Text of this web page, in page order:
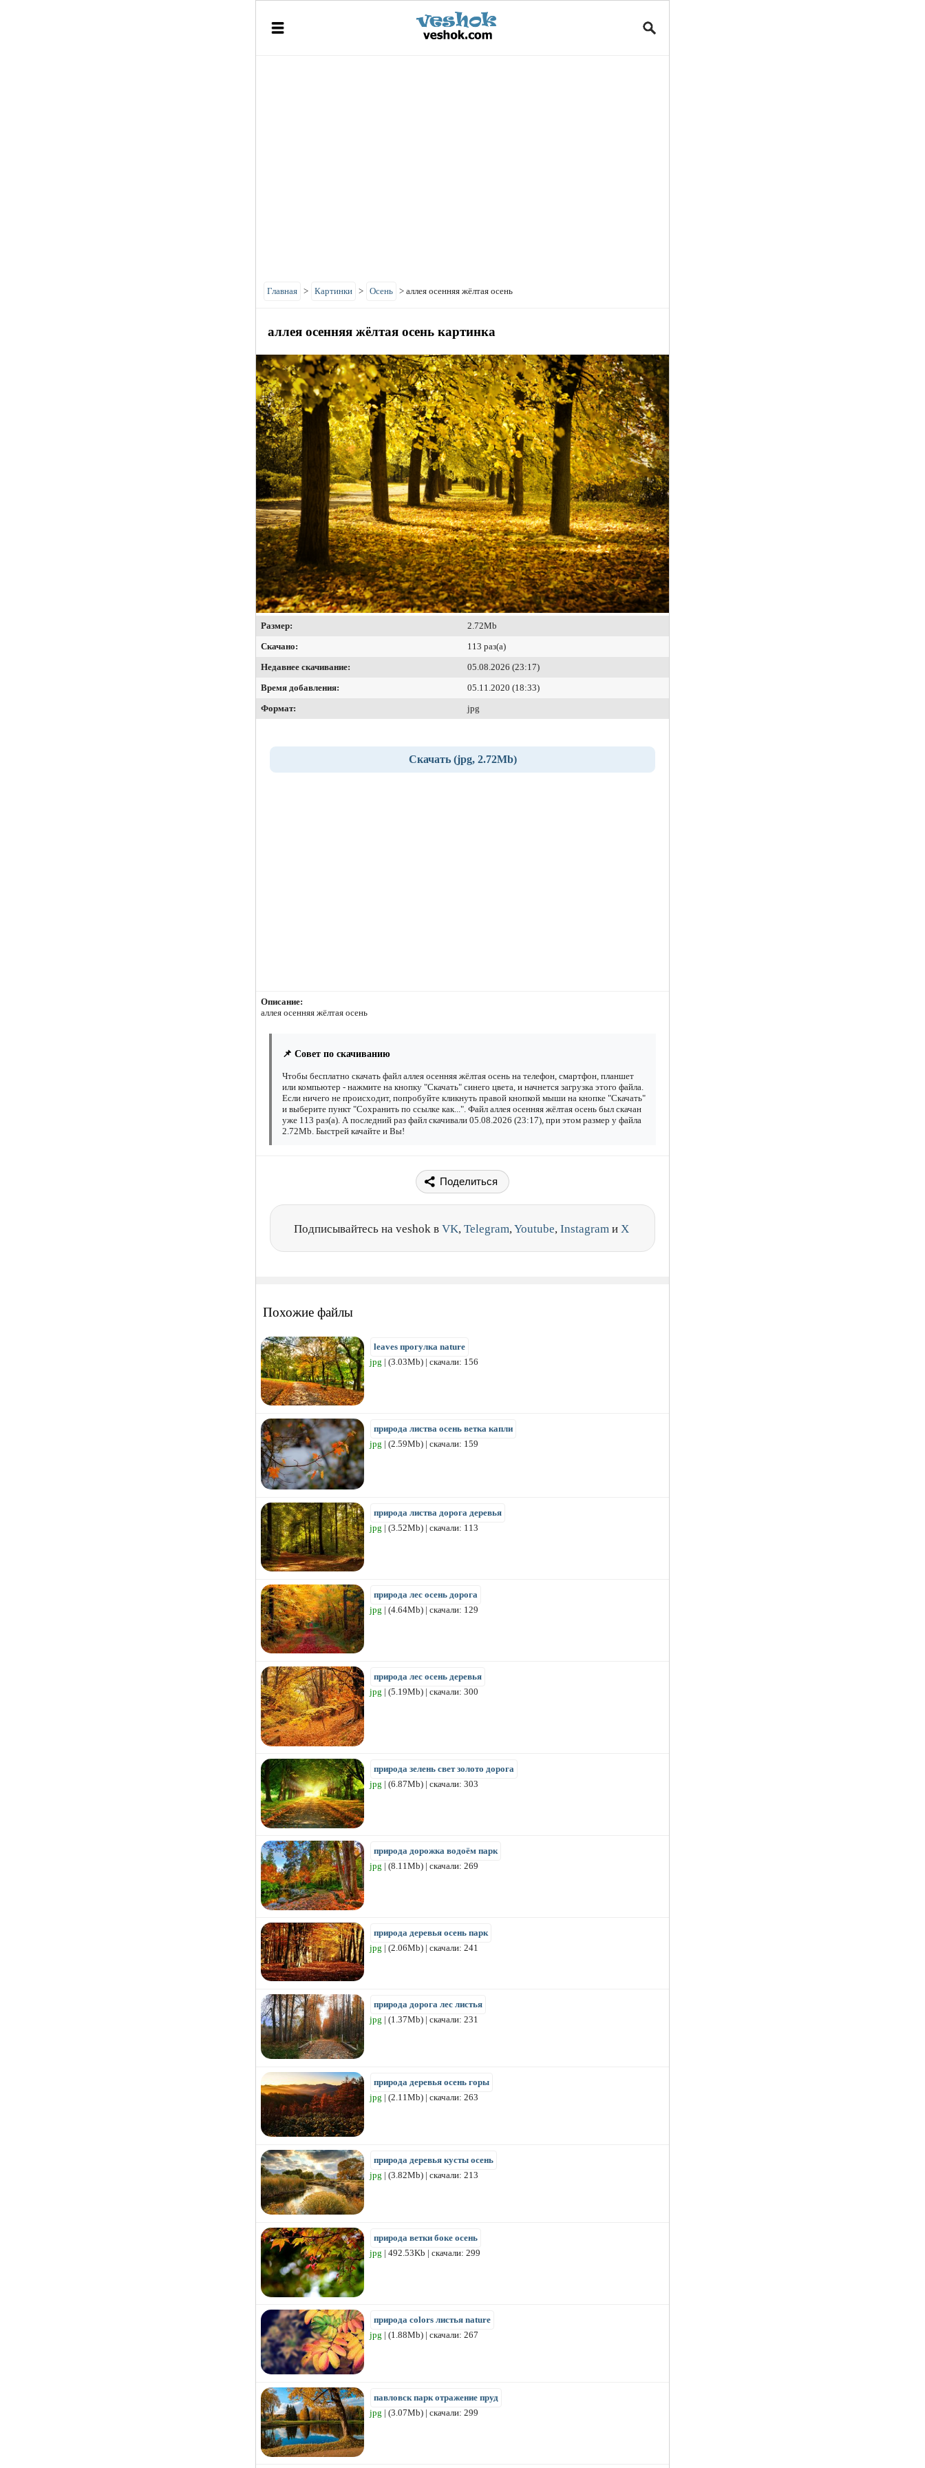
Главная > Картинки > Осень > аллея осенняя жёлтая осень
аллея осенняя жёлтая осень картинка
Размер:
2.72Mb
Скачано:
113 раз(а)
Недавнее скачивание:
05.08.2026 (23:17)
Время добавления:
05.11.2020 (18:33)
Формат:
jpg
Скачать (jpg, 2.72Mb)
Описание:
аллея осенняя жёлтая осень
📌 Совет по скачиванию
Чтобы бесплатно скачать файл аллея осенняя жёлтая осень на телефон, смартфон, планшет
или компьютер - нажмите на кнопку "Скачать" синего цвета, и начнется загрузка этого файла.
Если ничего не происходит, попробуйте кликнуть правой кнопкой мыши на кнопке "Скачать"
и выберите пункт "Сохранить по ссылке как...". Файл аллея осенняя жёлтая осень был скачан
уже 113 раз(а). А последний раз файл скачивали 05.08.2026 (23:17), при этом размер у файла
2.72Mb. Быстрей качайте и Вы!
Поделиться
Подписывайтесь на veshok в VK, Telegram,Youtube, Instagram и X
Похожие файлы
leaves прогулка nature
jpg | (3.03Mb) | скачали: 156
природа листва осень ветка капли
jpg | (2.59Mb) | скачали: 159
природа листва дорога деревья
jpg | (3.52Mb) | скачали: 113
природа лес осень дорога
jpg | (4.64Mb) | скачали: 129
природа лес осень деревья
jpg | (5.19Mb) | скачали: 300
природа зелень свет золото дорога
jpg | (6.87Mb) | скачали: 303
природа дорожка водоём парк
jpg | (8.11Mb) | скачали: 269
природа деревья осень парк
jpg | (2.06Mb) | скачали: 241
природа дорога лес листья
jpg | (1.37Mb) | скачали: 231
природа деревья осень горы
jpg | (2.11Mb) | скачали: 263
природа деревья кусты осень
jpg | (3.82Mb) | скачали: 213
природа ветки боке осень
jpg | 492.53Kb | скачали: 299
природа colors листья nature
jpg | (1.88Mb) | скачали: 267
павловск парк отражение пруд
jpg | (3.07Mb) | скачали: 299